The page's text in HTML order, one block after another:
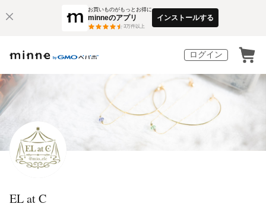
お買いものがもっとお得に
minneのアプリ
3万件以上
インストールする
ログイン
EL at C